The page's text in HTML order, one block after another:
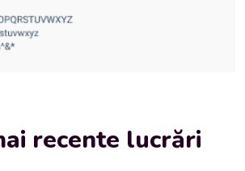
recente lucrări